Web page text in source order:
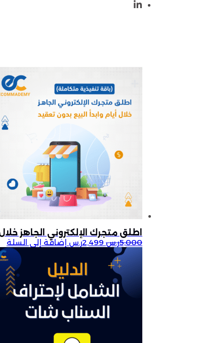
اطلق متجرك الإلكتروني الجاهز
5,000ر.س 2,499ر.س إضافة إلى السلة